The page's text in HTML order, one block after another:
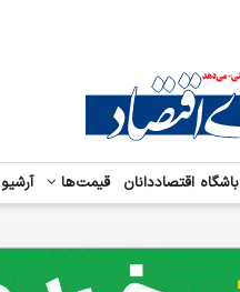
باشگاه اقتصاددانان قیمت‌ها آرشیو